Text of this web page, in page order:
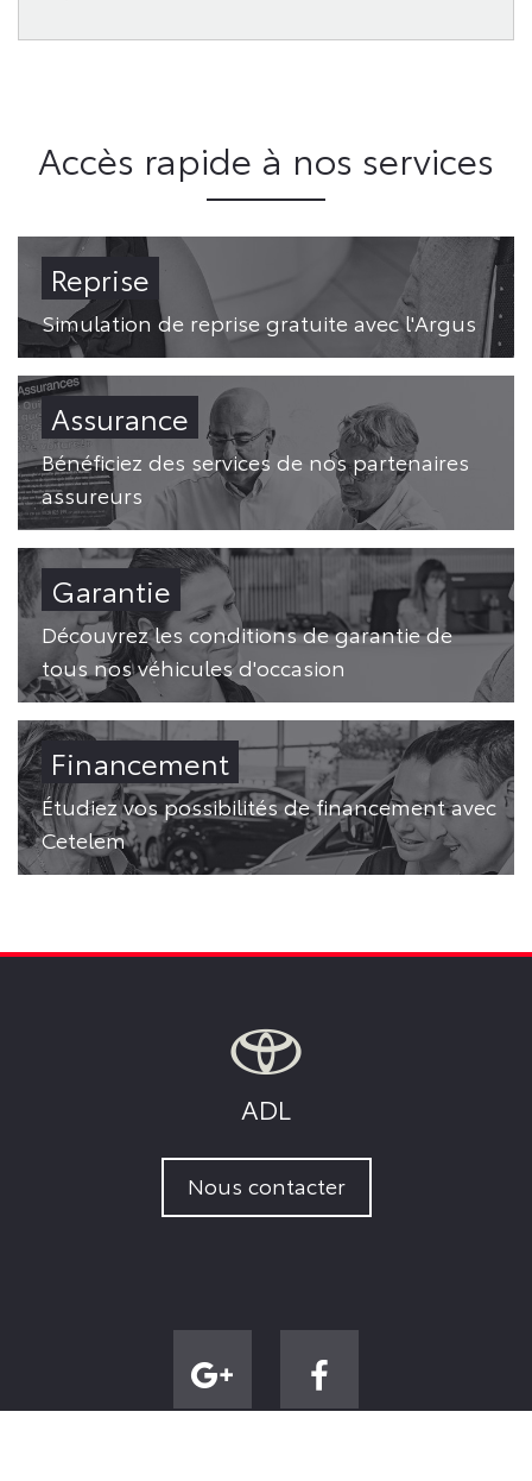
Accès rapide à nos services
Reprise
Simulation de reprise gratuite avec l'Argus
Assurance
Bénéficiez des services de nos partenaires
assureurs
Garantie
Découvrez les conditions de garantie de
tous nos véhicules d'occasion
Financement
Étudiez vos possibilités de financement avec
Cetelem
ADL
Nous contacter